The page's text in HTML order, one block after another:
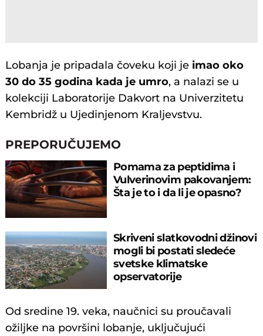
Lobanja je pripadala čoveku koji je imao oko
30 do 35 godina kada je umro, a nalazi se u
kolekciji Laboratorije Dakvort na Univerzitetu
Kembridž u Ujedinjenom Kraljevstvu.
PREPORUČUJEMO
Pomama za peptidima i
Vulverinovim pakovanjem:
Šta je to i da li je opasno?
Skriveni slatkovodni džinovi
mogli bi postati sledeće
svetske klimatske
opservatorije
Od sredine 19. veka, naučnici su proučavali
ožiljke na površini lobanje, uključujući